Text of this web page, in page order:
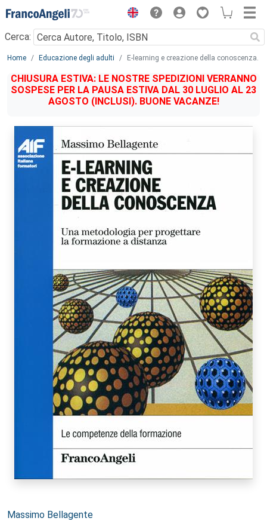
Menu
Cerca:
Main content
Home Educazione degli adulti E-learning e creazione della conoscenza.
CHIUSURA ESTIVA: LE NOSTRE SPEDIZIONI VERRANNO
SOSPESE PER LA PAUSA ESTIVA DAL 30 LUGLIO AL 23
AGOSTO (INCLUSI). BUONE VACANZE!
Autori:
Massimo Bellagente